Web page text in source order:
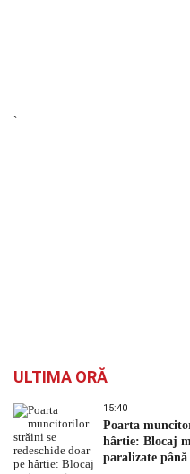
`
ULTIMA ORĂ
15:40
Poarta
hârtie: Blocaj
paralizate